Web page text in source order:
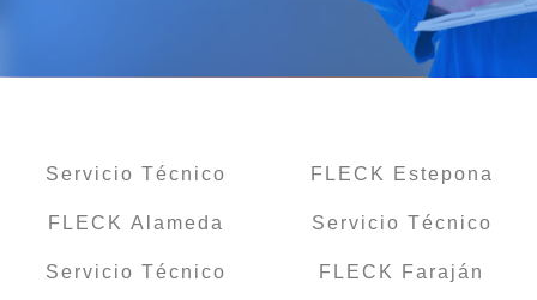
Servicio Técnico
FLECK Alameda
Servicio Técnico
FLECK Estepona
Servicio Técnico
FLECK Faraján